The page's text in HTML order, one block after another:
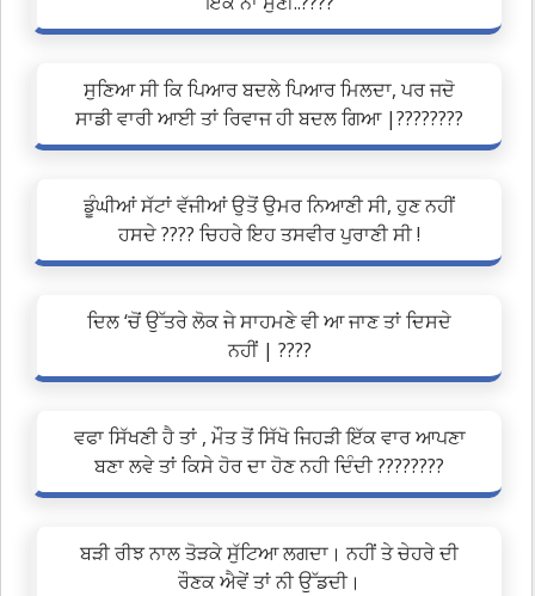
ਸੁਣਿਆ ਸੀ ਕਿ ਪਿਆਰ ਬਦਲੇ ਪਿਆਰ ਮਿਲਦਾ, ਪਰ ਜਦੋ
ਸਾਡੀ ਵਾਰੀ ਆਈ ਤਾਂ ਰਿਵਾਜ ਹੀ ਬਦਲ ਗਿਆ |????????
ਡੂੰਘੀਆਂ ਸੱਟਾਂ ਵੱਜੀਆਂ ਉਤੋਂ ਉਮਰ ਨਿਆਣੀ ਸੀ, ਹੁਣ ਨਹੀਂ
ਹਸਦੇ ???? ਚਿਹਰੇ ਇਹ ਤਸਵੀਰ ਪੁਰਾਣੀ ਸੀ !
ਦਿਲ ‘ਚੋਂ ਉੱਤਰੇ ਲੋਕ ਜੇ ਸਾਹਮਣੇ ਵੀ ਆ ਜਾਣ ਤਾਂ ਦਿਸਦੇ
ਨਹੀਂ | ????
ਵਫਾ ਸਿੱਖਣੀ ਹੈ ਤਾਂ , ਮੌਤ ਤੋਂ ਸਿੱਖੋ ਜਿਹੜੀ ਇੱਕ ਵਾਰ ਆਪਣਾ
ਬਣਾ ਲਵੇ ਤਾਂ ਕਿਸੇ ਹੋਰ ਦਾ ਹੋਣ ਨਹੀ ਦਿੰਦੀ ????????
ਬੜੀ ਰੀਝ ਨਾਲ ਤੋੜਕੇ ਸੁੱਟਿਆ ਲਗਦਾ। ਨਹੀਂ ਤੇ ਚੇਹਰੇ ਦੀ
ਰੌਣਕ ਐਵੇਂ ਤਾਂ ਨੀ ਉੱਡਦੀ।